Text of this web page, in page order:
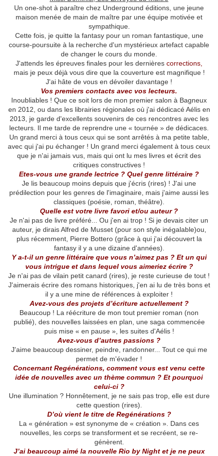
Un one-shot à paraître chez Underground éditions, une jeune
maison menée de main de maître par une équipe motivée et
sympathique.
Cette fois, je quitte la fantasy pour un roman fantastique, une
course-poursuite à la recherche d'un mystérieux artefact capable
de changer le cours du monde.
J'attends les épreuves finales pour les dernières corrections,
mais je peux déjà vous dire que la couverture est magnifique !
J'ai hâte de vous en dévoiler davantage !
Vos premiers contacts avec vos lecteurs.
Inoubliables ! Que ce soit lors de mon premier salon à Bagneux
en 2012, ou dans les librairies régionales où j'ai dédicacé Aélis en
2013, je garde d'excellents souvenirs de ces rencontres avec les
lecteurs. Il me tarde de reprendre une « tournée » de dédicaces.
Un grand merci à tous ceux qui se sont arrêtés à ma petite table,
avec qui j'ai pu échanger ! Un grand merci également à tous ceux
que je n'ai jamais vus, mais qui ont lu mes livres et écrit des
critiques constructives !
Etes-vous une grande lectrice ? Quel genre littéraire ?
Je lis beaucoup moins depuis que j'écris (rires) ! J'ai une
prédilection pour les genres de l'imaginaire, mais j'aime aussi les
classiques (poésie, roman, théâtre).
Quelle est votre livre favori et/ou auteur ?
Je n'ai pas de livre préféré... Ou j'en ai trop ! Si je devais citer un
auteur, je dirais Alfred de Musset (pour son style inégalable)ou,
plus récemment, Pierre Bottero (grâce à qui j'ai découvert la
fantasy il y a une dizaine d'années).
Y a-t-il un genre littéraire que vous n’aimez pas ? Et un qui
vous intrigue et dans lequel vous aimeriez écrire ?
Je n'ai pas de vilain petit canard (rires), je reste curieuse de tout !
J'aimerais écrire des romans historiques, j'en ai lu de très bons et
il y a une mine de références à exploiter !
Avez-vous des projets d’écriture actuellement ?
Beaucoup ! La réécriture de mon tout premier roman (non
publié), des nouvelles laissées en plan, une saga commencée
puis mise « en pause », les suites d'Aélis !
Avez-vous d’autres passions ?
J'aime beaucoup dessiner, peindre, randonner... Tout ce qui me
permet de m'évader !
Concernant Regénérations, comment vous est venu cette
idée de nouvelles avec un thème commun ? Et pourquoi
celui-ci ?
Une illumination ? Honnêtement, je ne sais pas trop, elle est dure
cette question (rires).
D’où vient le titre de Regénérations ?
La « génération » est synonyme de « création ». Dans ces
nouvelles, les corps se transforment et se recréent, se re-
génèrent.
J’ai beaucoup aimé la nouvelle Rio by Night et je ne peux